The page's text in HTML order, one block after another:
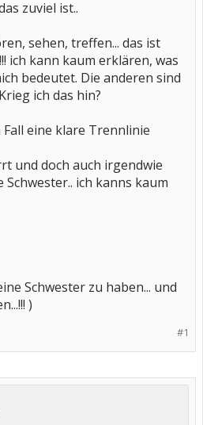
zuviel ist..
sehen, treffen... das ist
ich kann kaum erklären, was
bedeutet. Die anderen sind
ich das hin?
eine klare Trennlinie
und doch auch irgendwie
Schwester.. ich kanns kaum
Schwester zu haben... und
)
#1